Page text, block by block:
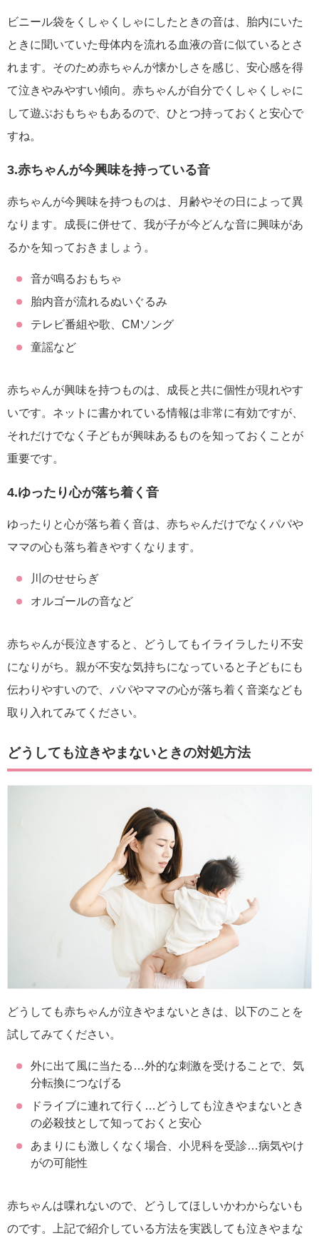
ビニール袋をくしゃくしゃにしたときの音は、胎内にいた
ときに聞いていた母体内を流れる血液の音に似ているとさ
れます。そのため赤ちゃんが懐かしさを感じ、安心感を得
て泣きやみやすい傾向。赤ちゃんが自分でくしゃくしゃに
して遊ぶおもちゃもあるので、ひとつ持っておくと安心で
すね。
3.赤ちゃんが今興味を持っている音
赤ちゃんが今興味を持つものは、月齢やその日によって異
なります。成長に併せて、我が子が今どんな音に興味があ
るかを知っておきましょう。
音が鳴るおもちゃ
胎内音が流れるぬいぐるみ
テレビ番組や歌、CMソング
童謡など
赤ちゃんが興味を持つものは、成長と共に個性が現れやす
いです。ネットに書かれている情報は非常に有効ですが、
それだけでなく子どもが興味あるものを知っておくことが
重要です。
4.ゆったり心が落ち着く音
ゆったりと心が落ち着く音は、赤ちゃんだけでなくパパや
ママの心も落ち着きやすくなります。
川のせせらぎ
オルゴールの音など
赤ちゃんが長泣きすると、どうしてもイライラしたり不安
になりがち。親が不安な気持ちになっていると子どもにも
伝わりやすいので、パパやママの心が落ち着く音楽なども
取り入れてみてください。
どうしても泣きやまないときの対処方法
どうしても赤ちゃんが泣きやまないときは、以下のことを
試してみてください。
外に出て風に当たる…外的な刺激を受けることで、気
分転換につなげる
ドライブに連れて行く…どうしても泣きやまないとき
の必殺技として知っておくと安心
あまりにも激しくなく場合、小児科を受診…病気やけ
がの可能性
赤ちゃんは喋れないので、どうしてほしいかわからないも
のです。上記で紹介している方法を実践しても泣きやまな